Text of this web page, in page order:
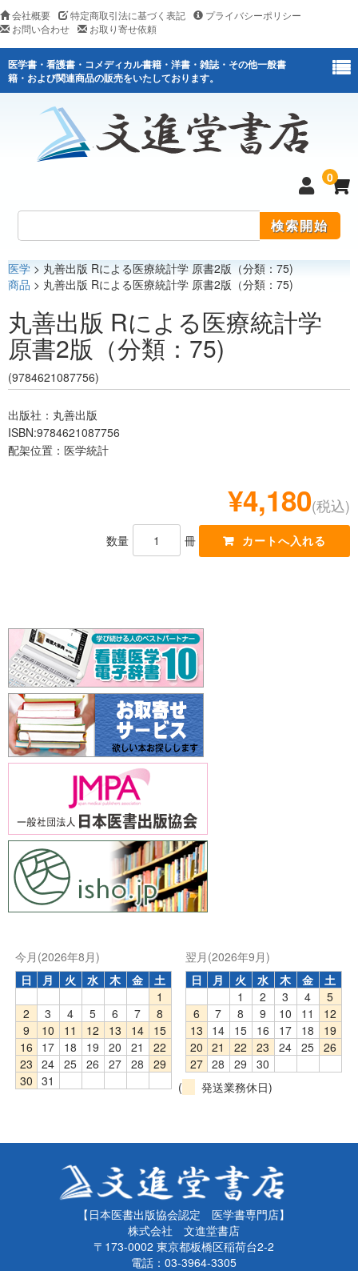
会社概要 特定商取引法に基づく表記
プライバシーポリシー
お問い合わせ
お取り寄せ依頼
医学書・看護書・コメディカル書籍・洋書・雑誌・その他一般書
籍・および関連商品の販売をいたしております。
0
医学
医薬関連
レジデント
医学 > 丸善出版 Rによる医療統計学 原書2版（分類：75)
商品 > 丸善出版 Rによる医療統計学 原書2版（分類：75)
丸善出版 Rによる医療統計学
原書2版（分類：75)
(9784621087756)
出版社：丸善出版
ISBN:9784621087756
配架位置：医学統計
¥4,180(税込)
数量 冊
今月(2026年8月)
日
月 火 水 木 金
土
1
2
3 4 5 6 7
8
9
10 11 12 13 14
15
16
17 18 19 20 21
22
23
24 25 26 27 28
29
30
31
翌月(2026年9月)
日
月 火 水 木 金
土
1
2 3 4
5
6
7 8 9 10 11
12
13
14 15 16 17 18
19
20
21 22 23 24 25
26
27 28 29
30
(
発送業務休日)
【日本医書出版協会認定 医学書専門店】
株式会社 文進堂書店
〒173-0002 東京都板橋区稲荷台2-2
電話：03-3964-3305